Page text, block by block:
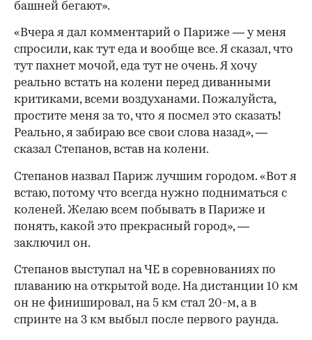
башней бегают».
«Вчера я дал комментарий о Париже — у меня
спросили, как тут еда и вообще все. Я сказал, что
тут пахнет мочой, еда тут не очень. Я хочу
реально встать на колени перед диванными
критиками, всеми воздуханами. Пожалуйста,
простите меня за то, что я посмел это сказать!
Реально, я забираю все свои слова назад», —
сказал Степанов, встав на колени.
00:00 00:00
Степанов назвал Париж лучшим городом. «Вот я
встаю, потому что всегда нужно подниматься с
коленей. Желаю всем побывать в Париже и
понять, какой это прекрасный город», —
заключил он.
Степанов выступал на ЧЕ в соревнованиях по
плаванию на открытой воде. На дистанции 10 км
он не финишировал, на 5 км стал 20-м, а в
спринте на 3 км выбыл после первого раунда.